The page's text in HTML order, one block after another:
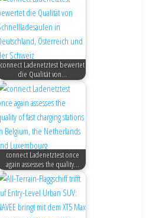
connect Ladenetztest bewertet
die Qualität von…
connect Ladenetztest once
again assesses the quality…